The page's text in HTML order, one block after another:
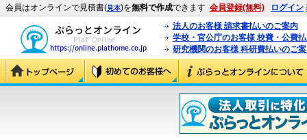
会員はオンラインで見積書(見本)を無料で作成できます 会員登録(無料) ログイン
法人のお客様 請求書払いのご案内
学校・官公庁のお客様 校費・公費
研究機関のお客様 科研費払いのご